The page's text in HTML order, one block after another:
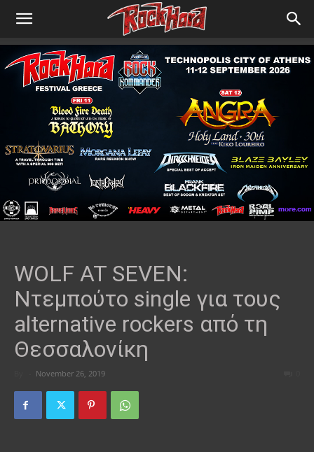
WOLF AT SEVEN:
Ντεμπούτο single για τους
alternative rockers από τη
Θεσσαλονίκη
November 26, 2019